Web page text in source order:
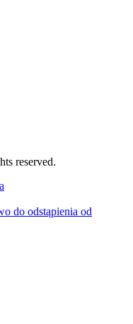
reserved.
do odstąpienia od